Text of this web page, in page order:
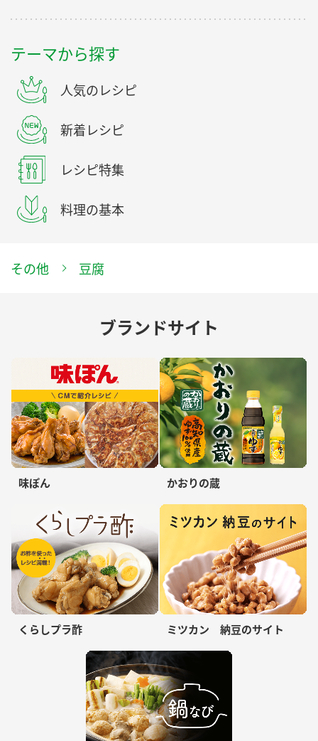
テーマから探す
人気のレシピ
新着レシピ
レシピ特集
料理の基本
その他 豆腐
ブランドサイト
味ぽん かおりの蔵
くらしプラ酢 ミツカン 納豆のサイト